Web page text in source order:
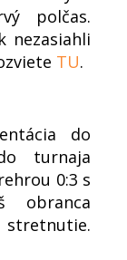
polčas.
nezasiahli
TU.
do
turnaja
0:3 s
obranca